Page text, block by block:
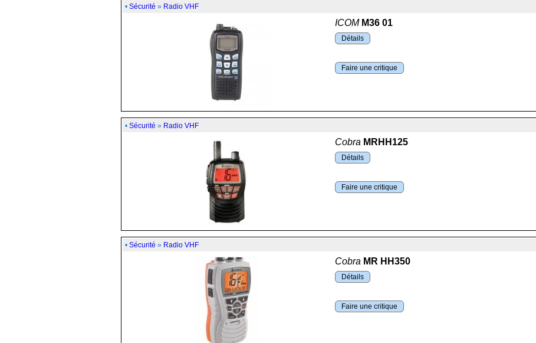
• Sécurité » Radio VHF
ICOM M36 01
Détails
Faire une critique
• Sécurité » Radio VHF
Cobra MRHH125
Détails
Faire une critique
• Sécurité » Radio VHF
Cobra MR HH350
Détails
Faire une critique